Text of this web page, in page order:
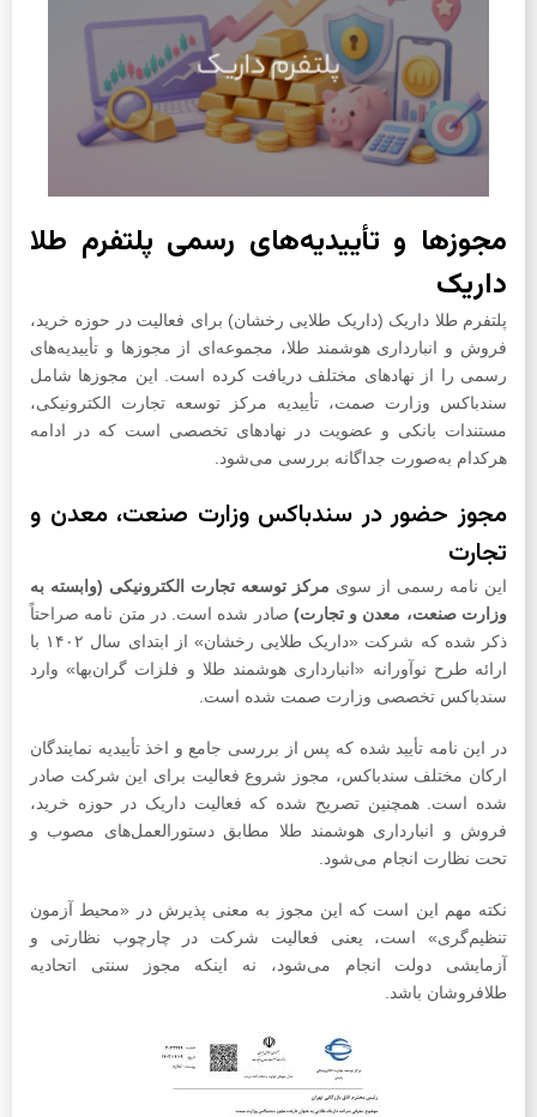
مجوزها و تأییدیه‌های رسمی پلتفرم طلا
داریک
پلتفرم طلا داریک (داریک طلایی رخشان) برای فعالیت در حوزه خرید،
فروش و انبارداری هوشمند طلا، مجموعه‌ای از مجوزها و تأییدیه‌های
رسمی را از نهادهای مختلف دریافت کرده است. این مجوزها شامل
سندباکس وزارت صمت، تأییدیه مرکز توسعه تجارت الکترونیکی،
مستندات بانکی و عضویت در نهادهای تخصصی است که در ادامه
هرکدام به‌صورت جداگانه بررسی می‌شود.
مجوز حضور در سندباکس وزارت صنعت، معدن و
تجارت
این نامه رسمی از سوی مرکز توسعه تجارت الکترونیکی (وابسته به
وزارت صنعت، معدن و تجارت) صادر شده است. در متن نامه صراحتاً
ذکر شده که شرکت «داریک طلایی رخشان» از ابتدای سال ۱۴۰۲ با
ارائه طرح نوآورانه «انبارداری هوشمند طلا و فلزات گران‌بها» وارد
سندباکس تخصصی وزارت صمت شده است.
در این نامه تأیید شده که پس از بررسی جامع و اخذ تأییدیه نمایندگان
ارکان مختلف سندباکس، مجوز شروع فعالیت برای این شرکت صادر
شده است. همچنین تصریح شده که فعالیت داریک در حوزه خرید،
فروش و انبارداری هوشمند طلا مطابق دستورالعمل‌های مصوب و
تحت نظارت انجام می‌شود.
نکته مهم این است که این مجوز به معنی پذیرش در «محیط آزمون
تنظیم‌گری» است، یعنی فعالیت شرکت در چارچوب نظارتی و
آزمایشی دولت انجام می‌شود، نه اینکه مجوز سنتی اتحادیه
طلافروشان باشد.